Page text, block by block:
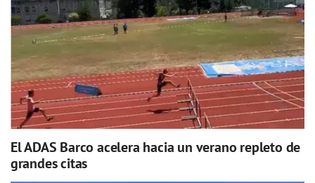
El ADAS Barco acelera hacia un verano repleto de
grandes citas